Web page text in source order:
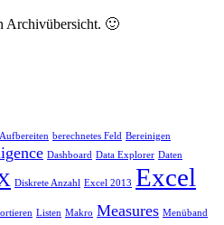
Archivübersicht. 🙂
Aufbereiten berechnetes Feld Bereinigen
Dashboard Data Explorer Daten
Diskrete Anzahl Excel 2013 Excel
Listen Makro Measures Menüband